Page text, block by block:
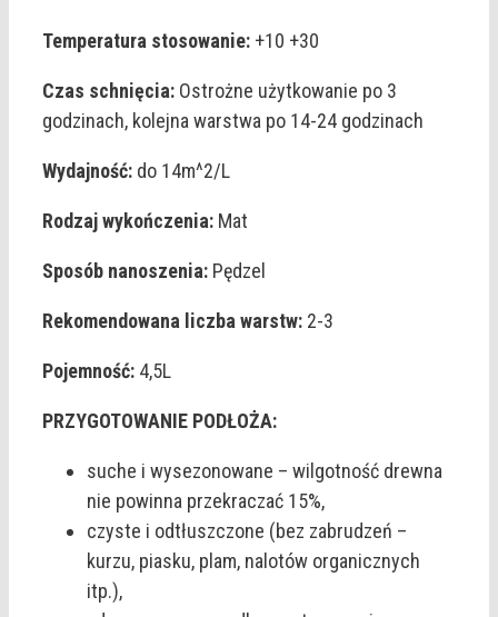
Temperatura stosowanie: +10 +30
Czas schnięcia: Ostrożne użytkowanie po 3
godzinach, kolejna warstwa po 14-24 godzinach
Wydajność: do 14m^2/L
Rodzaj wykończenia: Mat
Sposób nanoszenia: Pędzel
Rekomendowana liczba warstw: 2-3
Pojemność: 4,5L
PRZYGOTOWANIE PODŁOŻA:
suche i wysezonowane – wilgotność drewna
nie powinna przekraczać 15%,
czyste i odtłuszczone (bez zabrudzeń –
kurzu, piasku, plam, nalotów organicznych
itp.),